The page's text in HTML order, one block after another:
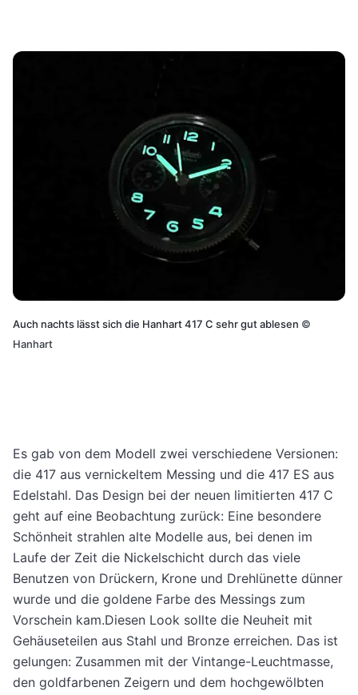
Auch nachts lässt sich die Hanhart 417 C sehr gut ablesen ©
Hanhart
Es gab von dem Modell zwei verschiedene Versionen:
die 417 aus vernickeltem Messing und die 417 ES aus
Edelstahl. Das Design bei der neuen limitierten 417 C
geht auf eine Beobachtung zurück: Eine besondere
Schönheit strahlen alte Modelle aus, bei denen im
Laufe der Zeit die Nickelschicht durch das viele
Benutzen von Drückern, Krone und Drehlünette dünner
wurde und die goldene Farbe des Messings zum
Vorschein kam.Diesen Look sollte die Neuheit mit
Gehäuseteilen aus Stahl und Bronze erreichen. Das ist
gelungen: Zusammen mit der Vintange-Leuchtmasse,
den goldfarbenen Zeigern und dem hochgewölbten